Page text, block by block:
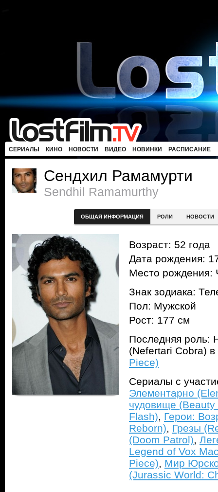
СЕРИАЛЫ КИНО НОВОСТИ ВИДЕО НОВИНКИ РАСПИСАНИЕ
Сендхил Рамамурти
Sendhil Ramamurthy
ОБЩАЯ ИНФОРМАЦИЯ РОЛИ НОВОСТИ
Возраст: 52 года
Дата рождения:
Место рождения:
Знак зодиака:
Пол: Мужской
Рост: 177 см
Последняя роль:
(Nefertari Cobra)
Piece)
Сериалы с
Элементарно
чудовище
Flash), Герои:
Reborn), Грезы
(Doom Patrol),
Legend of Vox
Piece), Мир
(Jurassic World: